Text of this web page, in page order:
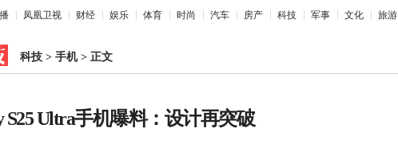
凤凰卫视 财经 娱乐 体育 时尚 汽车 房产 科技 军事 文化 旅游
科技 > 手机> 正文
S25 Ultra手机曝料：设计再突破